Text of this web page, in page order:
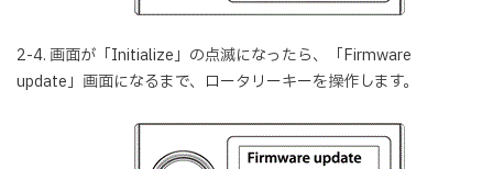
2-4. 画面が「Initialize」の点滅になったら、「Firmware
update」画面になるまで、ロータリーキーを操作します。